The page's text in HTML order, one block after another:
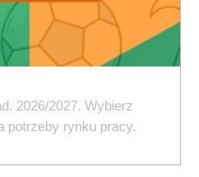
2026/2027. Wybierz
potrzeby rynku pracy.